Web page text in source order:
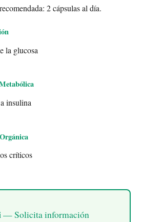
2 cápsulas al día.
la glucosa
insulina
críticos
— Solicita información